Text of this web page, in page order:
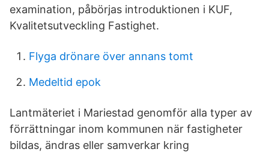
examination, påbörjas introduktionen i KUF,
Kvalitetsutveckling Fastighet.
Flyga drönare över annans tomt
Medeltid epok
Lantmäteriet i Mariestad genomför alla typer av
förrättningar inom kommunen när fastigheter
bildas, ändras eller samverkar kring